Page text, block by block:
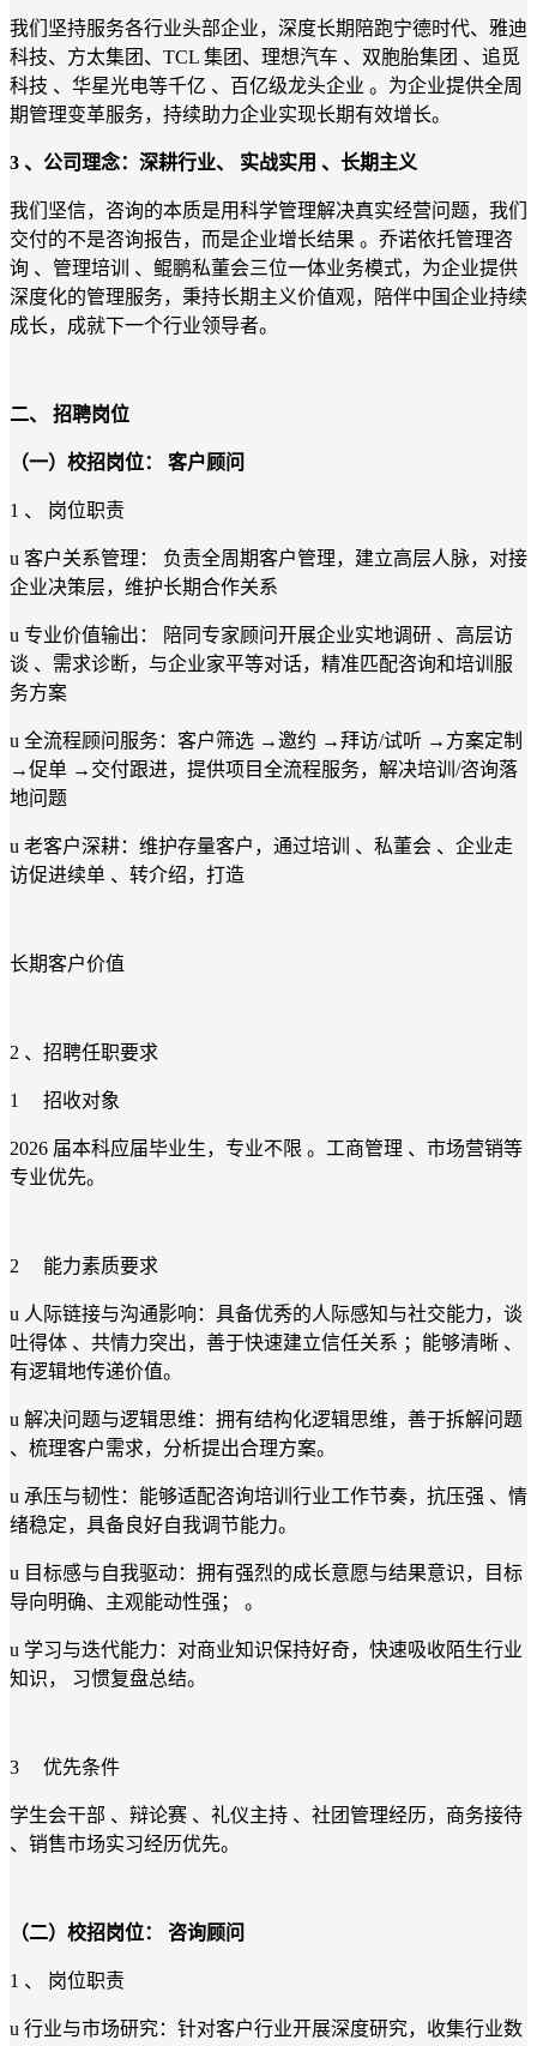
我们坚持服务各行业头部企业，深度长期陪跑宁德时代、雅迪
科技、方太集团、TCL 集团、理想汽车 、双胞胎集团 、追觅
科技 、华星光电等千亿 、百亿级龙头企业 。为企业提供全周
期管理变革服务，持续助力企业实现长期有效增长。
3 、公司理念：深耕行业、 实战实用 、长期主义
我们坚信，咨询的本质是用科学管理解决真实经营问题，我们
交付的不是咨询报告，而是企业增长结果 。乔诺依托管理咨
询 、管理培训 、鲲鹏私董会三位一体业务模式，为企业提供
深度化的管理服务，秉持长期主义价值观，陪伴中国企业持续
成长，成就下一个行业领导者。
二、 招聘岗位
（一）校招岗位： 客户顾问
1 、 岗位职责
u 客户关系管理： 负责全周期客户管理，建立高层人脉，对接
企业决策层，维护长期合作关系
u 专业价值输出： 陪同专家顾问开展企业实地调研 、高层访
谈 、需求诊断，与企业家平等对话，精准匹配咨询和培训服
务方案
u 全流程顾问服务：客户筛选 →邀约 →拜访/试听 →方案定制
→促单 →交付跟进，提供项目全流程服务，解决培训/咨询落
地问题
u 老客户深耕：维护存量客户，通过培训 、私董会 、企业走
访促进续单 、转介绍，打造
长期客户价值
2 、招聘任职要求
1 招收对象
2026 届本科应届毕业生，专业不限 。工商管理 、市场营销等
专业优先。
2 能力素质要求
u 人际链接与沟通影响：具备优秀的人际感知与社交能力，谈
吐得体 、共情力突出，善于快速建立信任关系 ；能够清晰 、
有逻辑地传递价值。
u 解决问题与逻辑思维：拥有结构化逻辑思维，善于拆解问题
、梳理客户需求，分析提出合理方案。
u 承压与韧性：能够适配咨询培训行业工作节奏，抗压强 、情
绪稳定，具备良好自我调节能力。
u 目标感与自我驱动：拥有强烈的成长意愿与结果意识，目标
导向明确、主观能动性强； 。
u 学习与迭代能力：对商业知识保持好奇，快速吸收陌生行业
知识， 习惯复盘总结。
3 优先条件
学生会干部 、辩论赛 、礼仪主持 、社团管理经历，商务接待
、销售市场实习经历优先。
（二）校招岗位： 咨询顾问
1 、 岗位职责
u 行业与市场研究：针对客户行业开展深度研究，收集行业数